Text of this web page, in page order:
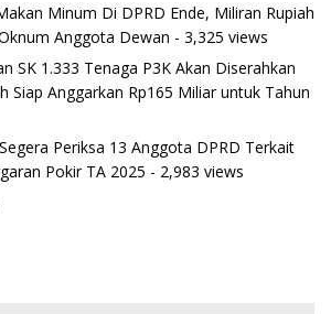
Minum Di DPRD Ende, Miliran Rupiah
Anggota Dewan - 3,325 views
SK 1.333 Tenaga P3K Akan Diserahkan
Siap Anggarkan Rp165 Miliar untuk Tahun
Periksa 13 Anggota DPRD Terkait
Pokir TA 2025 - 2,983 views